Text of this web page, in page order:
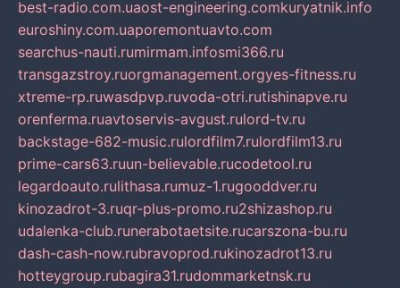
best-radio.com.uaost-engineering.comkuryatnik.info
euroshiny.com.uaporemontuavto.com
searchus-nauti.rumirmam.infosmi366.ru
transgazstroy.ruorgmanagement.orgyes-fitness.ru
xtreme-rp.ruwasdpvp.ruvoda-otri.rutishinapve.ru
orenferma.ruavtoservis-avgust.rulord-tv.ru
backstage-682-music.rulordfilm7.rulordfilm13.ru
prime-cars63.ruun-believable.rucodetool.ru
legardoauto.rulithasa.rumuz-1.rugooddver.ru
kinozadrot-3.ruqr-plus-promo.ru2shizashop.ru
udalenka-club.runerabotaetsite.rucarszona-bu.ru
dash-cash-now.rubravoprod.rukinozadrot13.ru
hotteygroup.rubagira31.rudommarketnsk.ru